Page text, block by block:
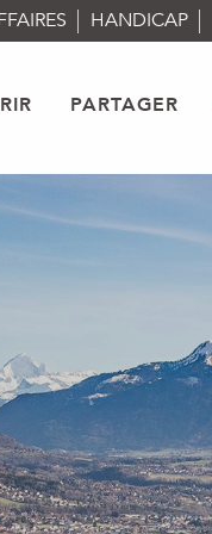
HANDICAP
PARTAGER